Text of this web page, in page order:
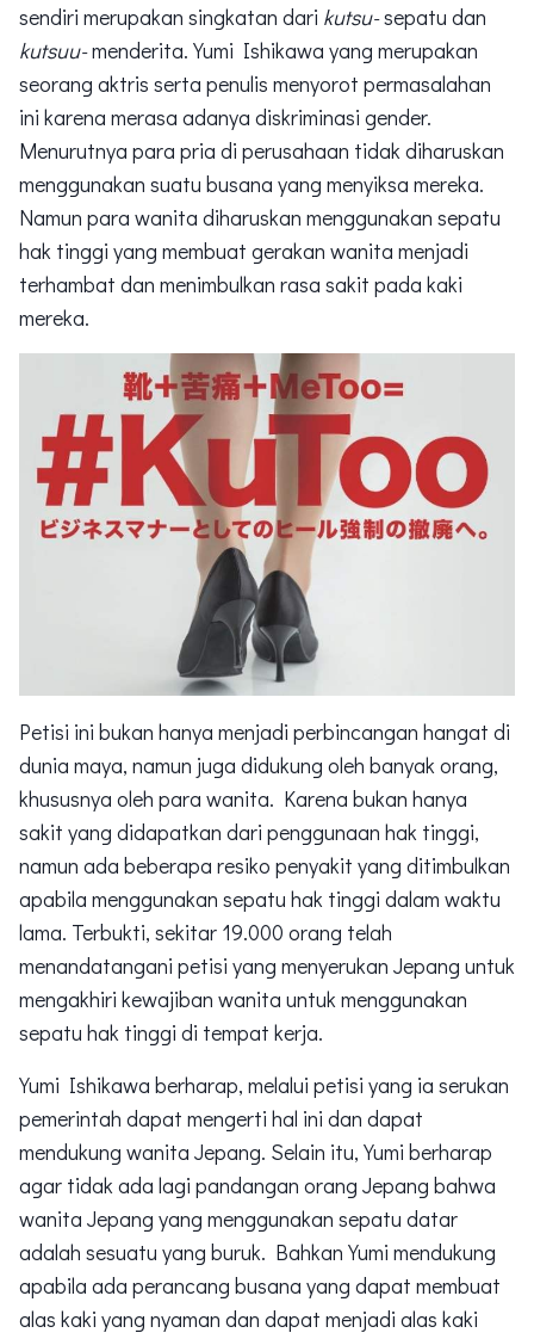
sendiri merupakan singkatan dari kutsu-sepatu dan
kutsuu-menderita. Yumi Ishikawa yang merupakan
seorang aktris serta penulis menyorot permasalahan
ini karena merasa adanya diskriminasi gender.
Menurutnya para pria di perusahaan tidak diharuskan
menggunakan suatu busana yang menyiksa mereka.
Namun para wanita diharuskan menggunakan sepatu
hak tinggi yang membuat gerakan wanita menjadi
terhambat dan menimbulkan rasa sakit pada kaki
mereka.
Petisi ini bukan hanya menjadi perbincangan hangat di
dunia maya, namun juga didukung oleh banyak orang,
khususnya oleh para wanita. Karena bukan hanya
sakit yang didapatkan dari penggunaan hak tinggi,
namun ada beberapa resiko penyakit yang ditimbulkan
apabila menggunakan sepatu hak tinggi dalam waktu
lama. Terbukti, sekitar 19.000 orang telah
menandatangani petisi yang menyerukan Jepang untuk
mengakhiri kewajiban wanita untuk menggunakan
sepatu hak tinggi di tempat kerja.
Yumi Ishikawa berharap, melalui petisi yang ia serukan
pemerintah dapat mengerti hal ini dan dapat
mendukung wanita Jepang. Selain itu, Yumi berharap
agar tidak ada lagi pandangan orang Jepang bahwa
wanita Jepang yang menggunakan sepatu datar
adalah sesuatu yang buruk. Bahkan Yumi mendukung
apabila ada perancang busana yang dapat membuat
alas kaki yang nyaman dan dapat menjadi alas kaki